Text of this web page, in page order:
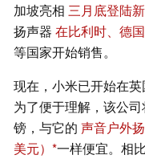
加坡亮相 三月底登陆
扬声器 在比利时、德
等国家开始销售。
现在，小米已开始在英
为了便于理解，该公
镑，与它的 声音户外
美元）
一样便宜。相